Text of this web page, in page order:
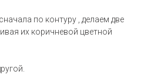
по контуру , делаем две
их коричневой цветной